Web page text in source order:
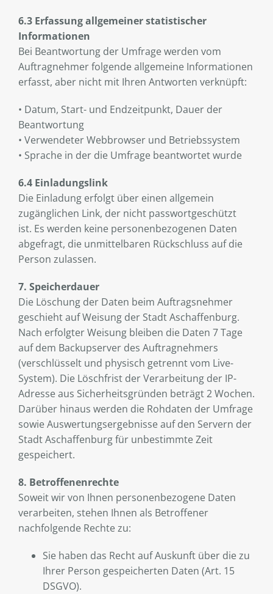
6.3 Erfassung allgemeiner statistischer
Informationen
Bei Beantwortung der Umfrage werden vom
Auftragnehmer folgende allgemeine Informationen
erfasst, aber nicht mit Ihren Antworten verknüpft:
• Datum, Start- und Endzeitpunkt, Dauer der
Beantwortung
• Verwendeter Webbrowser und Betriebssystem
• Sprache in der die Umfrage beantwortet wurde
6.4 Einladungslink
Die Einladung erfolgt über einen allgemein
zugänglichen Link, der nicht passwortgeschützt
ist. Es werden keine personenbezogenen Daten
abgefragt, die unmittelbaren Rückschluss auf die
Person zulassen.
7. Speicherdauer
Die Löschung der Daten beim Auftragsnehmer
geschieht auf Weisung der Stadt Aschaffenburg.
Nach erfolgter Weisung bleiben die Daten 7 Tage
auf dem Backupserver des Auftragnehmers
(verschlüsselt und physisch getrennt vom Live-
System). Die Löschfrist der Verarbeitung der IP-
Adresse aus Sicherheitsgründen beträgt 2 Wochen.
Darüber hinaus werden die Rohdaten der Umfrage
sowie Auswertungsergebnisse auf den Servern der
Stadt Aschaffenburg für unbestimmte Zeit
gespeichert.
8. Betroffenenrechte
Soweit wir von Ihnen personenbezogene Daten
verarbeiten, stehen Ihnen als Betroffener
nachfolgende Rechte zu:
Sie haben das Recht auf Auskunft über die zu
Ihrer Person gespeicherten Daten (Art. 15
DSGVO).